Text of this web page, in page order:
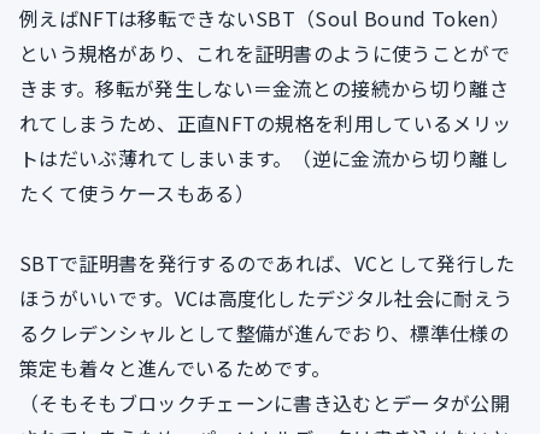
例えばNFTは移転できないSBT（Soul Bound Token）
という規格があり、これを証明書のように使うことがで
きます。移転が発生しない＝金流との接続から切り離さ
れてしまうため、正直NFTの規格を利用しているメリッ
トはだいぶ薄れてしまいます。（逆に金流から切り離し
たくて使うケースもある）
SBTで証明書を発行するのであれば、VCとして発行した
ほうがいいです。VCは高度化したデジタル社会に耐えう
るクレデンシャルとして整備が進んでおり、標準仕様の
策定も着々と進んでいるためです。
（そもそもブロックチェーンに書き込むとデータが公開